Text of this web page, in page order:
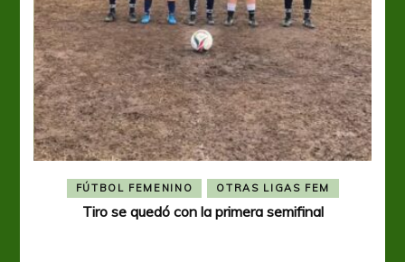
FÚTBOL FEMENINO OTRAS LIGAS FEM
Tiro se quedó con la primera semifinal